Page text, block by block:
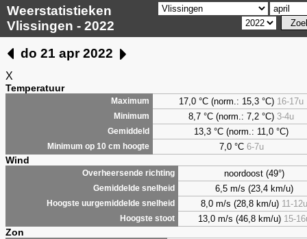
Weerstatistieken
Vlissingen - 2022
do 21 apr 2022
X
Temperatuur
Maximum 17,0 °C (norm.: 15,3 °C) 16-17u
Minimum 8,7 °C (norm.: 7,2 °C) 3-4u
Gemiddeld 13,3 °C (norm.: 11,0 °C)
Minimum op 10 cm hoogte 7,0°C 6-7u
Wind
Overheersende richting noordoost (49°)
Gemiddelde snelheid 6,5 m/s (23,4 km/u)
Hoogste uurgemiddelde snelheid 8,0 m/s (28,8 km/u) 11-12u
Hoogste stoot 13,0 m/s (46,8 km/u) 15-
Zon